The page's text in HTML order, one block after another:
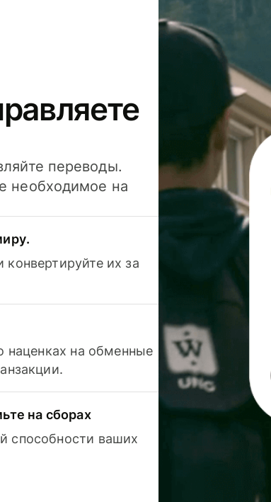
переводы.
необходимое на
их за
наценках на обменные
на сборах
способности ваших